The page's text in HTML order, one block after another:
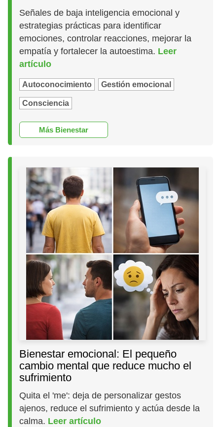
Señales de baja inteligencia emocional y
estrategias prácticas para identificar
emociones, controlar reacciones, mejorar la
empatía y fortalecer la autoestima. Leer
artículo
Autoconocimiento Gestión emocional
Consciencia
Más Bienestar
Bienestar emocional: El pequeño
cambio mental que reduce mucho el
sufrimiento
Quita el 'me': deja de personalizar gestos
ajenos, reduce el sufrimiento y actúa desde la
calma. Leer artículo